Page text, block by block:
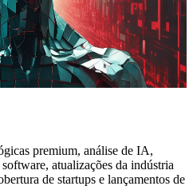
premium, análise de IA,
atualizações da indústria
de startups e lançamentos de